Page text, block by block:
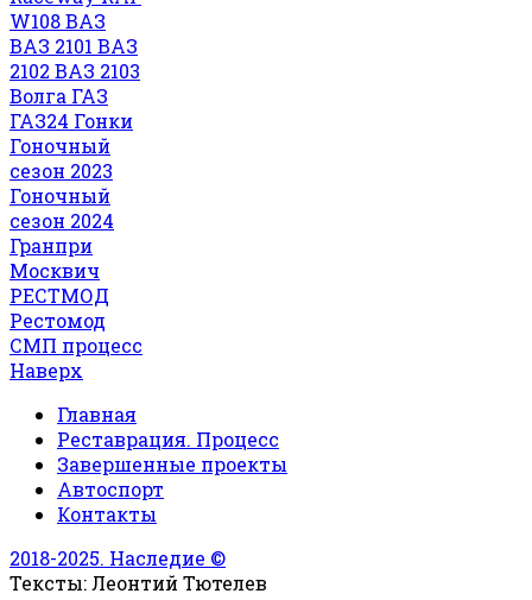
W108ВАЗ
ВАЗ 2101 ВАЗ
2102 ВАЗ 2103
Волга ГАЗ
ГАЗ24 Гонки
Гоночный
сезон 2023
Гоночный
сезон 2024
Гранпри
Москвич
РЕСТМОД
Рестомод
СМП процесс
Наверх
Главная
Реставрация. Процесс
Завершенные проекты
Автоспорт
Контакты
2018-2025. Наследие ©
Тексты: Леонтий Тютелев